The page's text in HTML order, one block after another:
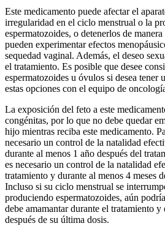
Este medicamento puede afectar el
irregularidad en el ciclo menstrual o la
espermatozoides, o detenerlos de
pueden experimentar efectos
sequedad vaginal. Además, el deseo
el tratamiento. Es posible que desee
espermatozoides u óvulos si desea
estas opciones con el equipo de
La exposición del feto a este
congénitas, por lo que no debe quedar
hijo mientras reciba este medicamento.
necesario un control de la natalidad
durante al menos 1 año después del
es necesario un control de la natalidad
tratamiento y durante al menos 4 meses
Incluso si su ciclo menstrual se
produciendo espermatozoides, aún
debe amamantar durante el tratamiento y
después de su última dosis.